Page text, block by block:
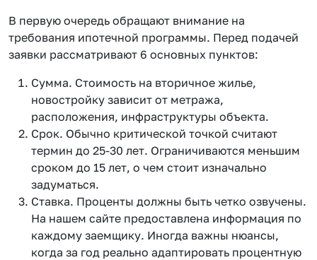
В первую очередь обращают внимание на
требования ипотечной программы. Перед подачей
заявки рассматривают 6 основных пунктов:
Сумма. Стоимость на вторичное жилье,
новостройку зависит от метража,
расположения, инфраструктуры объекта.
Срок. Обычно критической точкой считают
термин до 25-30 лет. Ограничиваются меньшим
сроком до 15 лет, о чем стоит изначально
задуматься.
Ставка. Проценты должны быть четко озвучены.
На нашем сайте предоставлена информация по
каждому заемщику. Иногда важны нюансы,
когда за год реально адаптировать процентную